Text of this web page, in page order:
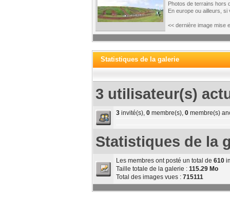
Photos de terrains hors
En europe ou ailleurs,
<< dernière image mise
Statistiques de la galerie
3 utilisateur(s)
3 invité(s),0 membre(s),0 membre(s)
Statistiques de la
Les membres ont posté un total de610
Taille totale de la galerie :115.29 Mo
Total des images vues :715111